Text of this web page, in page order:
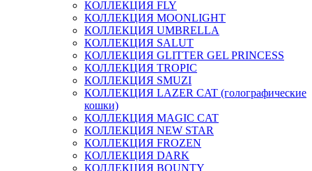
КОЛЛЕКЦИЯ FLY
КОЛЛЕКЦИЯ MOONLIGHT
КОЛЛЕКЦИЯ UMBRELLA
КОЛЛЕКЦИЯ SALUT
КОЛЛЕКЦИЯ GLITTER GEL PRINCESS
КОЛЛЕКЦИЯ TROPIC
КОЛЛЕКЦИЯ SMUZI
КОЛЛЕКЦИЯ LAZER CAT (голографические
кошки)
КОЛЛЕКЦИЯ MAGIC CAT
КОЛЛЕКЦИЯ NEW STAR
КОЛЛЕКЦИЯ FROZEN
КОЛЛЕКЦИЯ DARK
КОЛЛЕКЦИЯ BOUNTY